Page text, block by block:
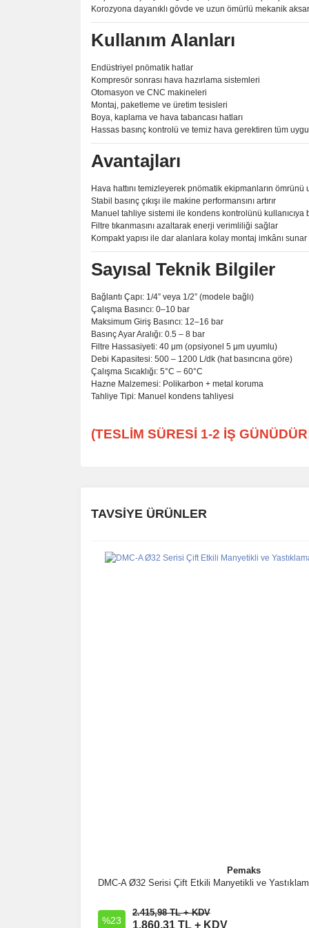
Korozyona dayanıklı gövde ve uzun ömürlü mekanik
Kullanım Alanları
Endüstriyel pnömatik hatlar
Kompresör sonrası hava hazırlama sistemleri
Otomasyon ve CNC makineleri
Montaj, paketleme ve üretim tesisleri
Boya, kaplama ve hava tabancası hatları
Hassas basınç kontrolü ve temiz hava gerektiren tüm
Avantajları
Hava hattını temizleyerek pnömatik ekipmanların ömrünü
Stabil basınç çıkışı ile makine performansını artırır
Manuel tahliye sistemi ile kondens kontrolünü kullanıcıya
Filtre tıkanmasını azaltarak enerji verimliliği sağlar
Kompakt yapısı ile dar alanlara kolay montaj imkânı sunar
Sayısal Teknik Bilgiler
Bağlantı Çapı: 1/4” veya 1/2” (modele bağlı)
Çalışma Basıncı: 0–10 bar
Maksimum Giriş Basıncı: 12–16 bar
Basınç Ayar Aralığı: 0.5 – 8 bar
Filtre Hassasiyeti: 40 μm (opsiyonel 5 μm uyumlu)
Debi Kapasitesi: 500 – 1200 L/dk (hat basıncına göre)
Çalışma Sıcaklığı: 5°C – 60°C
Hazne Malzemesi: Polikarbon + metal koruma
Tahliye Tipi: Manuel kondens tahliyesi
(TESLİM SÜRESİ 1-2 İŞ
TAVSİYE ÜRÜNLER
Pemaks
DMC-A Ø32 Serisi Çift Etkili Manyetikli ve
%23
2.415,98 TL + KDV
1.860,31 TL + KDV
İncele
Sepete Ekle